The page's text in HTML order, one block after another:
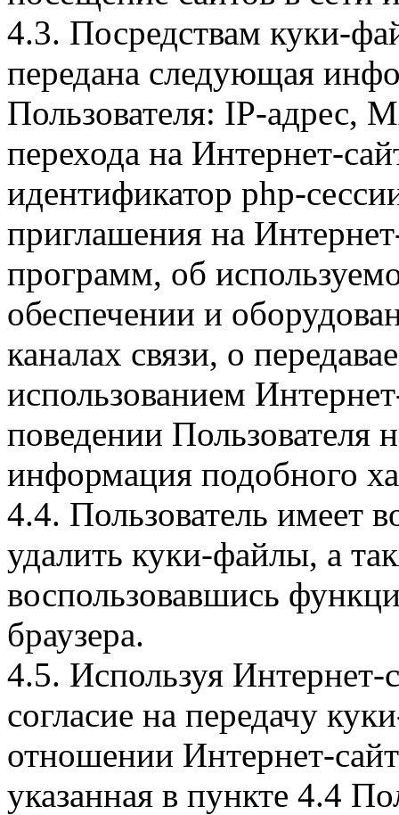
4.3. Посредствам куки-
передана следующая
Пользователя: IP-адрес,
перехода на Интернет-
идентификатор php-
приглашения на
программ, об
обеспечении и
каналах связи, о
использованием
поведении Пользователя
информация подобного
4.4. Пользователь имеет
удалить куки-файлы, а
воспользовавшись
браузера.
4.5. Используя Интернет-
согласие на передачу
отношении Интернет-
указанная в пункте 4.4